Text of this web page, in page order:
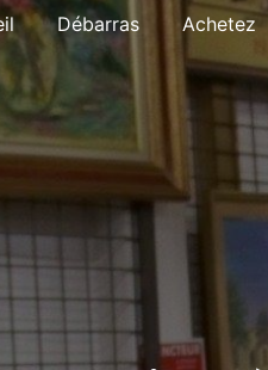
Débarras Achetez